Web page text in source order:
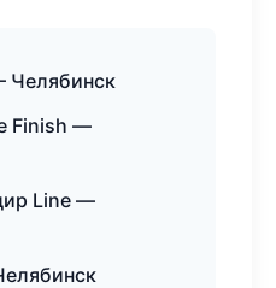
Челябинск
Finish —
Line —